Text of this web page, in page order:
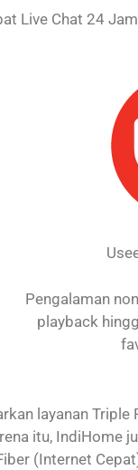
Live Chat 24
Pengalaman
playback
layanan Triple
itu, IndiHome
(Internet